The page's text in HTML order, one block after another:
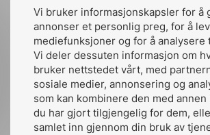
Vi bruker informasjonskapsler for å
annonser et personlig preg, for å
mediefunksjoner og for å analysere
Vi deler dessuten informasjon om
bruker nettstedet vårt, med
sosiale medier, annonsering og
som kan kombinere den med
du har gjort tilgjengelig for dem,
samlet inn gjennom din bruk av
Kontakt oss
Ansatte
nek@nek.no
Kontakt
Bruk av